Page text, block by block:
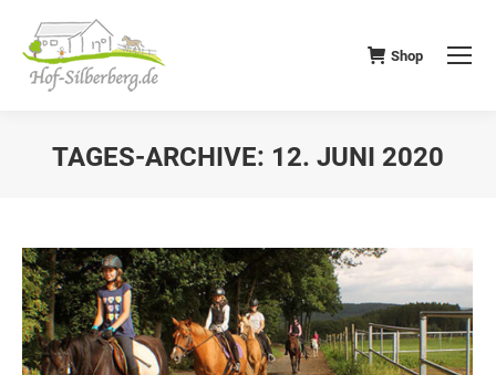
Shop
TAGES-ARCHIVE: 12. JUNI 2020